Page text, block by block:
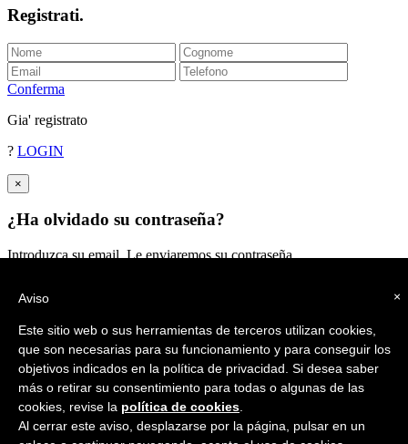
Registrati.
Conferma
Gia' registrato
? LOGIN
×
¿Ha olvidado su contraseña?
Introduzca su email. Le enviaremos su contraseña
×
Aviso
Este sitio web o sus herramientas de terceros utilizan cookies,
que son necesarias para su funcionamiento y para conseguir los
objetivos indicados en la política de privacidad. Si desea saber
más o retirar su consentimiento para todas o algunas de las
cookies, revise la política de cookies
Al cerrar este aviso, desplazarse por la página, pulsar en un